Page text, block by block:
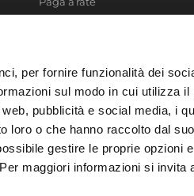
per fornire funzionalità dei
sul modo in cui utilizza il
pubblicità e social media, i
loro o che hanno raccolto dal
gestire le proprie opzioni e
maggiori informazioni si invita
Privacy Policy
Cookie policy